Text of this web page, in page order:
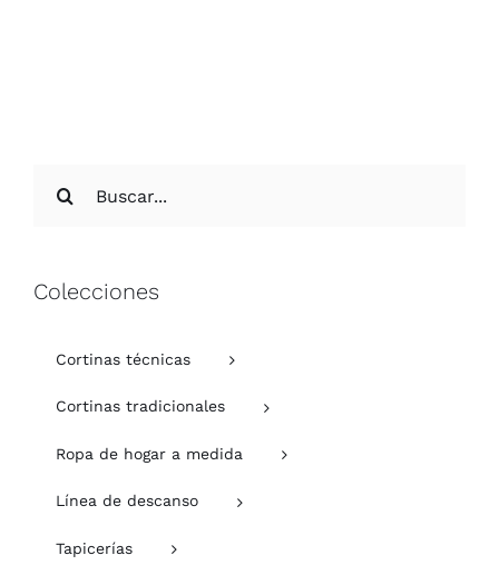
Colecciones
Cortinas técnicas
Cortinas tradicionales
Ropa de hogar a medida
Línea de descanso
Tapicerías